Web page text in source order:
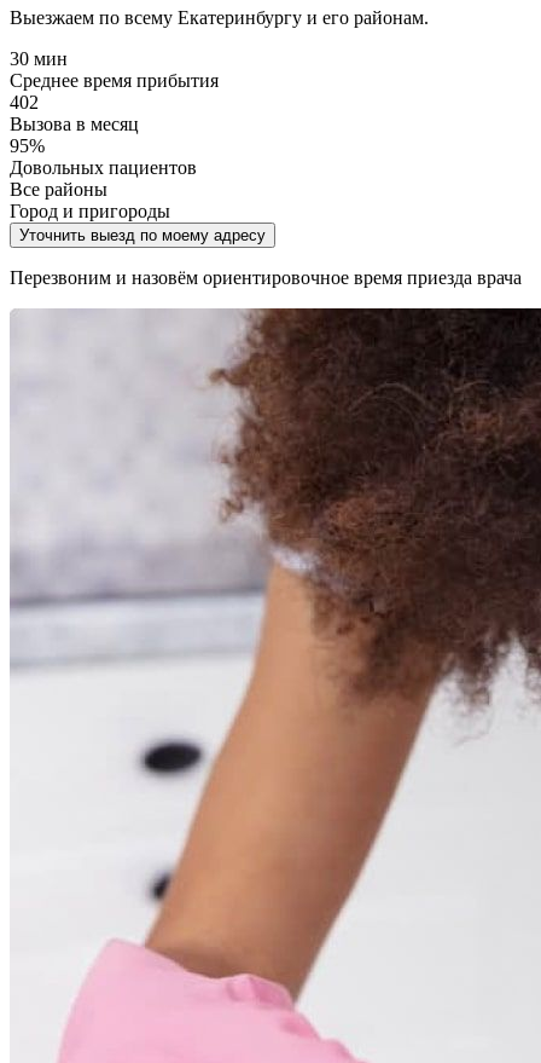
Выезжаем по всему Екатеринбургу и его районам.
30 мин
Среднее время прибытия
402
Вызова в месяц
95%
Довольных пациентов
Все районы
Город и пригороды
Уточнить выезд по моему адресу
Перезвоним и назовём ориентировочное время приезда врача